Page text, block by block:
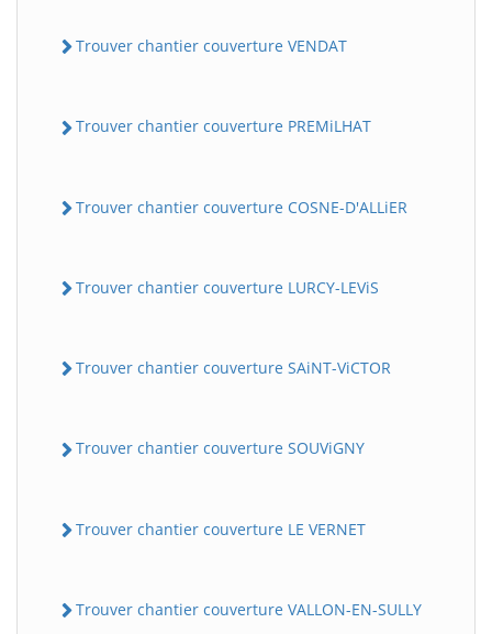
Trouver chantier couverture VENDAT
Trouver chantier couverture PREMiLHAT
Trouver chantier couverture COSNE-D'ALLiER
Trouver chantier couverture LURCY-LEViS
Trouver chantier couverture SAiNT-ViCTOR
Trouver chantier couverture SOUViGNY
Trouver chantier couverture LE VERNET
Trouver chantier couverture VALLON-EN-SULLY